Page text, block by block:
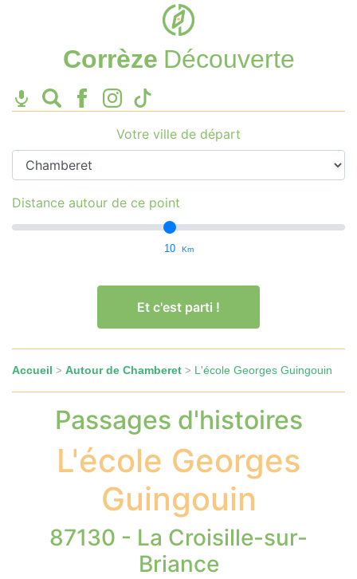
Corrèze Découverte
Votre ville de départ
Distance autour de ce point
10 Km
Et c'est parti !
Accueil > Autour de Chamberet > L'école Georges Guingouin
Passages d'histoires
L'école Georges
Guingouin
87130 - La Croisille-sur-
Briance